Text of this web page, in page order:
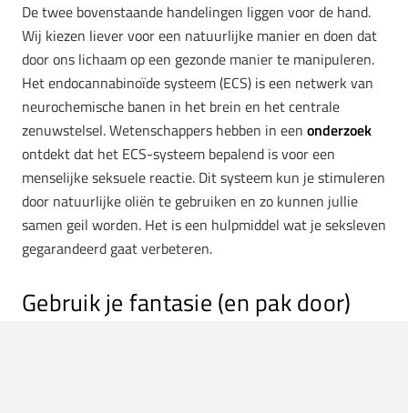
De twee bovenstaande handelingen liggen voor de hand.
Wij kiezen liever voor een natuurlijke manier en doen dat
door ons lichaam op een gezonde manier te manipuleren.
Het endocannabinoïde systeem (ECS) is een netwerk van
neurochemische banen in het brein en het centrale
zenuwstelsel. Wetenschappers hebben in een onderzoek
ontdekt dat het ECS-systeem bepalend is voor een
menselijke seksuele reactie. Dit systeem kun je stimuleren
door natuurlijke oliën te gebruiken en zo kunnen jullie
samen geil worden. Het is een hulpmiddel wat je seksleven
gegarandeerd gaat verbeteren.
Gebruik je fantasie (en pak door)